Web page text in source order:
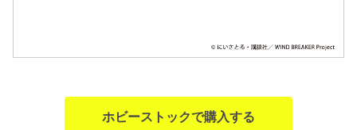
ホビーストックで購入する